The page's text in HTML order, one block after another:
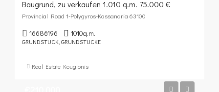
Baugrund, zu verkaufen 1.010 q.m. 75.000 €
Provincial Road 1-Polygyros-Kassandria 63100
16686196 1010q.m.
GRUNDSTÜCK, GRUNDSTÜCKE
Real Estate Kougionis